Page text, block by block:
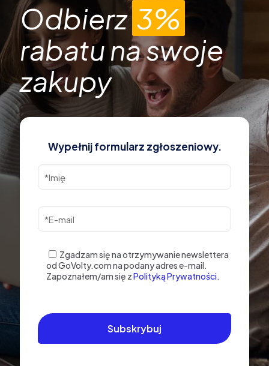
Odbierz3%
rabatu na swoje
zakupy
Wypełnij formularz zgłoszeniowy.
Zgadzam się na otrzymywanie newslettera
od GoVolty.com na podany adres e-mail.
Zapoznałem/am się zPolityką Prywatności.